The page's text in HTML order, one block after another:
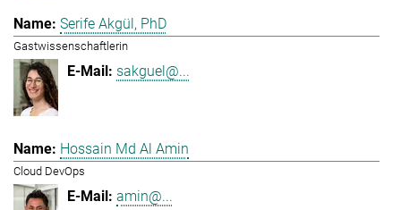
Serife Akgül, PhD
Gastwissenschaftlerin
sakguel@...
Hossain Md Al Amin
Cloud DevOps
amin@...